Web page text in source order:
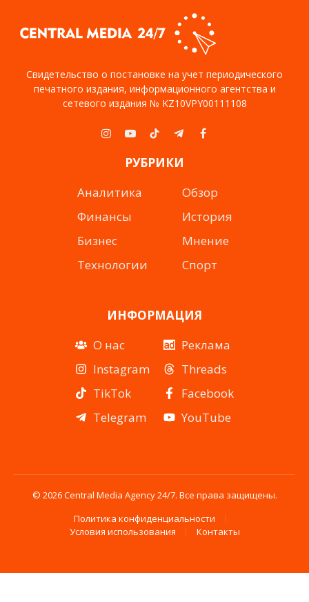
Свидетельство о постановке на учет периодического
печатного издания, информационного агентства и
сетевого издания № KZ10VPY00111108
Instagram
YouTubeTikTokTelegramFacebook
РУБРИКИ
Аналитика
Финансы
Бизнес
Технологии
Обзор
История
Мнение
Спорт
ИНФОРМАЦИЯ
О нас
Instagram
TikTok
Telegram
Реклама
Threads
Facebook
YouTube
© 2026 Central Media Agency 24/7. Все права защищены.
Политика конфиденциальности
Условия использования
Контакты